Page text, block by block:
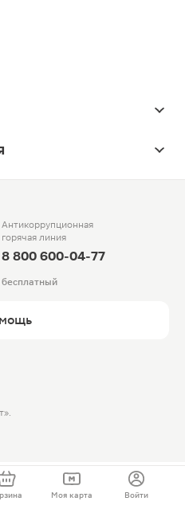
Антикоррупционная
горячая линия
8 800 600-04-77
бесплатный
Моя карта Войти